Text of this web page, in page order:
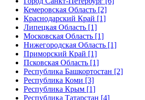
Кемеровская Область [2]
Краснодарский Край [1]
Липецкая Область [1]
Московская Область [1]
Нижегородская Область [1]
Приморский Край [1]
Псковская Область [1]
Республика Башкортостан [2]
Республика Коми [3]
Республика Крым [1]
Республика Татарстан [4]